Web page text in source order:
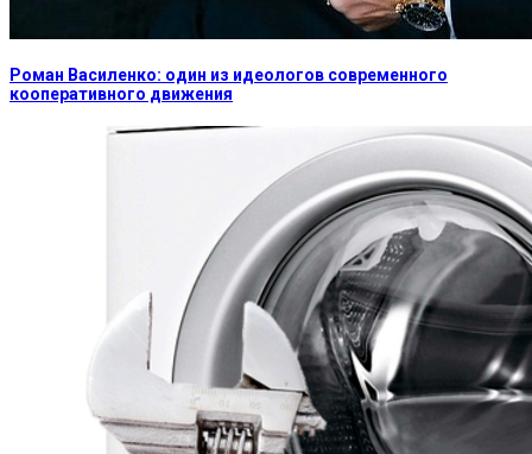
Роман Василенко: один из идеологов современного
кооперативного движения